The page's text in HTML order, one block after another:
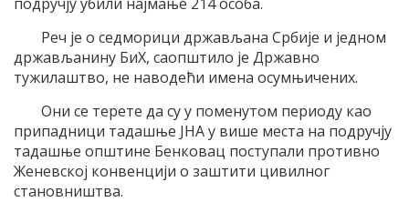
Реч је о седморици држављана Србије и једном
држављанину БиХ, саопштило је Државно
тужилаштво, не наводећи имена осумњичених.
Они се терете да су у поменутом периоду као
припадници тадашње ЈНА у више места на подручју
тадашње општине Бенковац поступали противно
Женевској конвенцији о заштити цивилног
становништва.